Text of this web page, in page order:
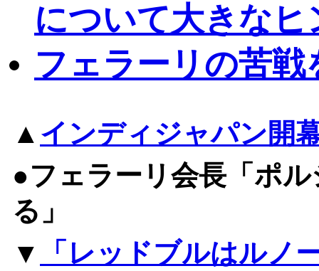
について大きなヒ
フェラーリの苦戦
▲ インディジャパン開
●フェラーリ会長「ポ
る」
▼
「レッドブルはルノ